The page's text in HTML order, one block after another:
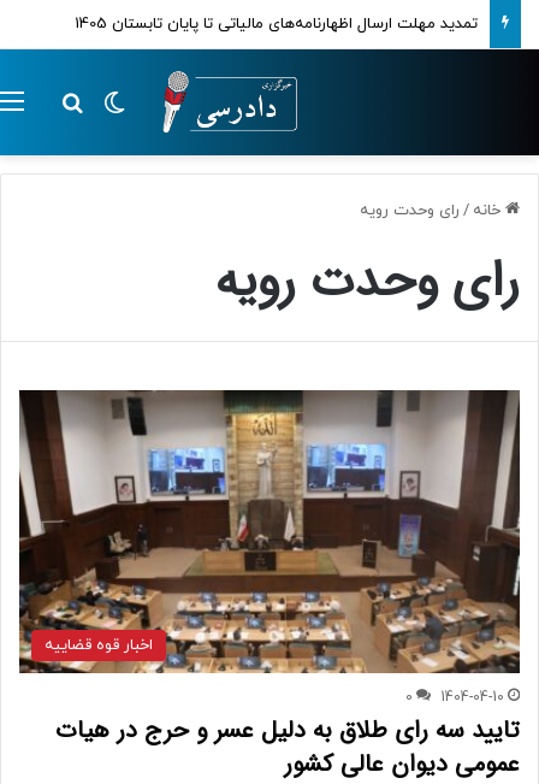
تمدید مهلت ارسال اظهارنامه‌های مالیاتی تا پایان تابستان 1405
تغییر پوسته
خانه / رای وحدت رویه
رای وحدت رویه
اخبار قوه قضاییه
1404-04-10
0
تایید سه رای طلاق به دلیل عسر و حرج در هیات
عمومی دیوان عالی کشور